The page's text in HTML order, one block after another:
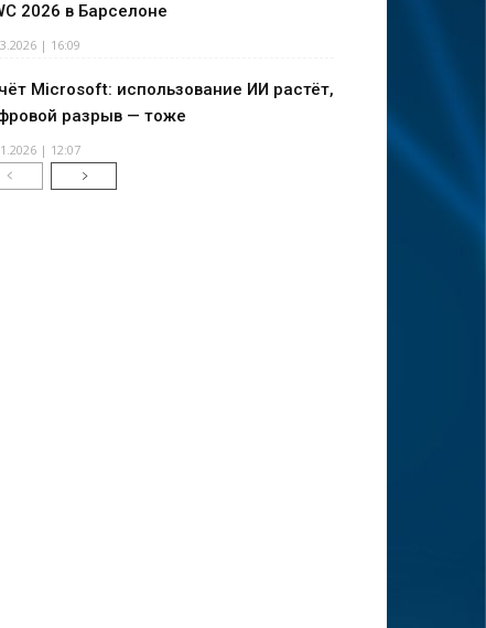
2026 в Барселоне
| 16:09
Microsoft: использование ИИ растёт,
разрыв — тоже
| 12:07